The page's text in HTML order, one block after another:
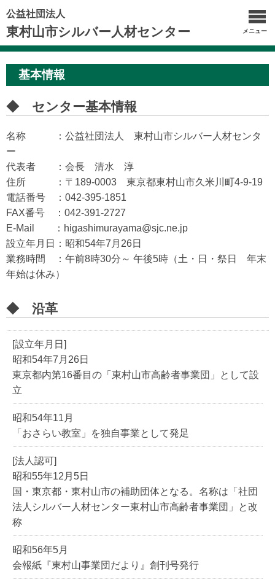
公益社団法人
東村山市シルバー人材センター メニュー
基本情報
◆ センター基本情報
名称 ：公益社団法人 東村山市シルバー人材センタ
ー
代表者 ：会長 清水 淳
住所 ：〒189-0003 東京都東村山市久米川町4-9-19
電話番号 ：042-395-1851
FAX番号 ：042-391-2727
E-Mail ：higashimurayama@sjc.ne.jp
設立年月日：昭和54年7月26日
業務時間 ：午前8時30分～ 午後5時（土・日・祭日 年末
年始は休み）
◆ 沿革
[設立年月日]
昭和54年7月26日
東京都内第16番目の「東村山市高齢者事業団」として設
立
昭和54年11月
「おさらい教室」を独自事業として発足
[法人認可]
昭和55年12月5日
国・東京都・東村山市の補助団体となる。名称は「社団
法人シルバー人材センター東村山市高齢者事業団」と改
称
昭和56年5月
会報紙『東村山事業団だより』創刊号発行